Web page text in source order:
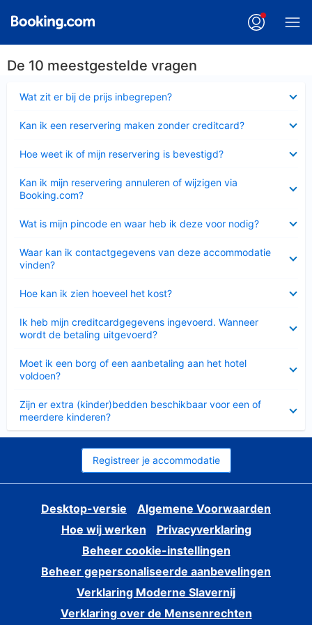
De 10 meestgestelde vragen
Wat zit er bij de prijs inbegrepen?
Kan ik een reservering maken zonder creditcard?
Hoe weet ik of mijn reservering is bevestigd?
Kan ik mijn reservering annuleren of wijzigen via
Booking.com?
Wat is mijn pincode en waar heb ik deze voor nodig?
Waar kan ik contactgegevens van deze accommodatie
vinden?
Hoe kan ik zien hoeveel het kost?
Ik heb mijn creditcardgegevens ingevoerd. Wanneer
wordt de betaling uitgevoerd?
Moet ik een borg of een aanbetaling aan het hotel
voldoen?
Zijn er extra (kinder)bedden beschikbaar voor een of
meerdere kinderen?
Registreer je accommodatie
Desktop-versie
Algemene Voorwaarden
Hoe wij werken
Privacyverklaring
Beheer cookie-instellingen
Beheer gepersonaliseerde aanbevelingen
Verklaring Moderne Slavernij
Verklaring over de Mensenrechten